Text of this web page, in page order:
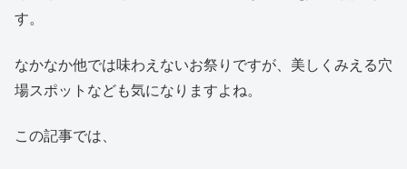
す。
なかなか他では味わえないお祭りですが、美しくみえる穴
場スポットなども気になりますよね。
この記事では、